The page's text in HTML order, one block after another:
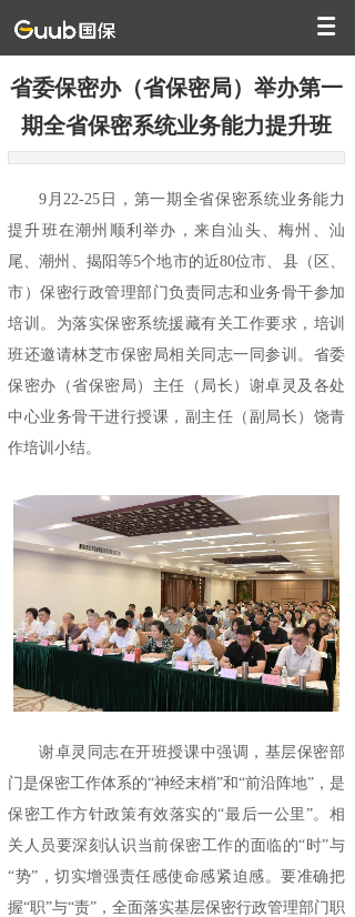
省委保密办（省保密局）举办第一
期全省保密系统业务能力提升班
9月22-25日，第一期全省保密系统业务能力
提升班在潮州顺利举办，来自汕头、梅州、汕
尾、潮州、揭阳等5个地市的近80位市、县（区、
市）保密行政管理部门负责同志和业务骨干参加
培训。为落实保密系统援藏有关工作要求，培训
班还邀请林芝市保密局相关同志一同参训。省委
保密办（省保密局）主任（局长）谢卓灵及各处
中心业务骨干进行授课，副主任（副局长）饶青
作培训小结。
谢卓灵同志在开班授课中强调，基层保密部
门是保密工作体系的“神经末梢”和“前沿阵地”，是
保密工作方针政策有效落实的“最后一公里”。相
关人员要深刻认识当前保密工作的面临的“时”与
“势”，切实增强责任感使命感紧迫感。要准确把
握“职”与“责”，全面落实基层保密行政管理部门职